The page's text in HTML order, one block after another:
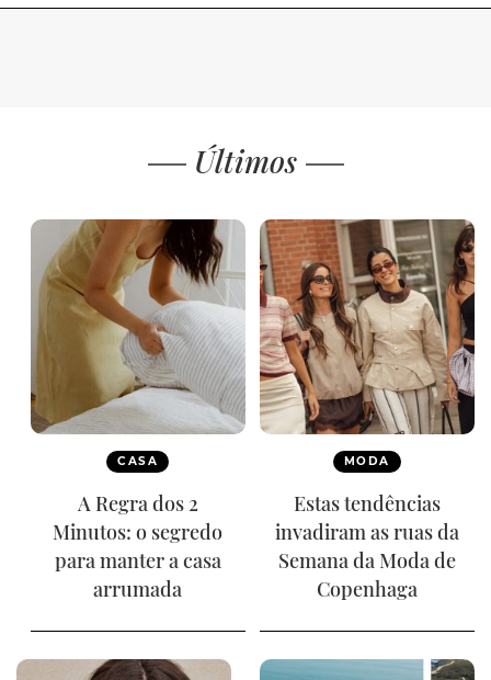
Últimos
CASA
A Regra dos 2
Minutos: o segredo
para manter a casa
arrumada
MODA
Estas tendências
invadiram as ruas da
Semana da Moda de
Copenhaga